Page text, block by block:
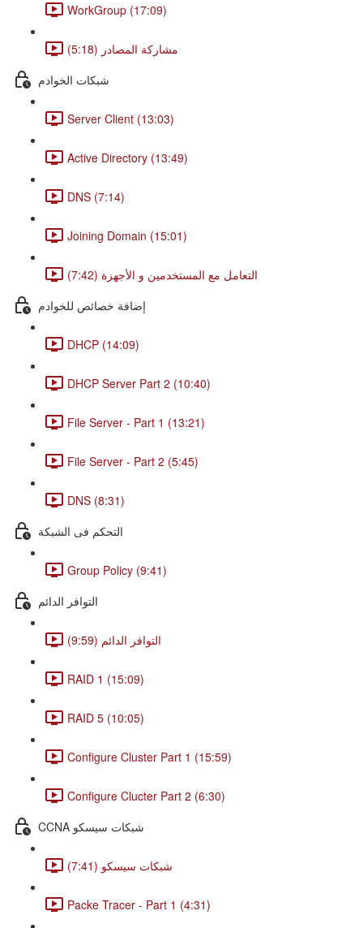
WorkGroup (17:09)
مشاركة المصادر (5:18)
شبكات الخوادم
Server Client (13:03)
Active Directory (13:49)
DNS (7:14)
Joining Domain (15:01)
التعامل مع المستخدمين و الأجهزة (7:42)
إضافة خصائص للخوادم
DHCP (14:09)
DHCP Server Part 2 (10:40)
File Server - Part 1 (13:21)
File Server - Part 2 (5:45)
DNS (8:31)
التحكم فى الشبكة
Group Policy (9:41)
التوافر الدائم
التوافر الدائم (9:59)
RAID 1 (15:09)
RAID 5 (10:05)
Configure Cluster Part 1 (15:59)
Configure Clucter Part 2 (6:30)
CCNA شبكات سيسكو
شبكات سيسكو (7:41)
Packe Tracer - Part 1 (4:31)